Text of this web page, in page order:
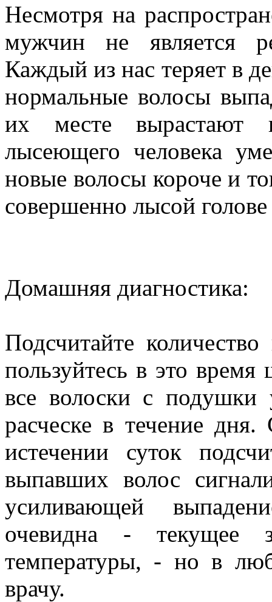
Несмотря на
мужчин не является
Каждый из нас теряет в
нормальные волосы
их месте вырастают
лысеющего человека
новые волосы короче и
совершенно лысой
Домашняя диагностика:
Подсчитайте
пользуйтесь в это
все волоски с подушки
расческе в течение
истечении суток
выпавших волос
усиливающей
очевидна - текущее
температуры, - но в
врачу.